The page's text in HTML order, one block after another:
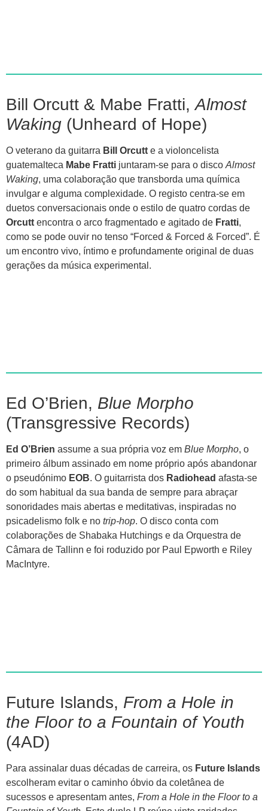
Bill Orcutt & Mabe Fratti,Almost
Waking (Unheard of Hope)
O veterano da guitarra Bill Orcutt e a violoncelista
guatemalteca Mabe Fratti juntaram-se para o disco Almost
Waking, uma colaboração que transborda uma química
invulgar e alguma complexidade. O registo centra-se em
duetos conversacionais onde o estilo de quatro cordas de
Orcutt encontra o arco fragmentado e agitado de Fratti,
como se pode ouvir no tenso “Forced & Forced & Forced”. É
um encontro vivo, íntimo e profundamente original de duas
gerações da música experimental.
Ed O’Brien, Blue Morpho
(Transgressive Records)
Ed O’Brien assume a sua própria voz em Blue Morpho, o
primeiro álbum assinado em nome próprio após abandonar
o pseudónimo EOB. O guitarrista dos Radiohead afasta-se
do som habitual da sua banda de sempre para abraçar
sonoridades mais abertas e meditativas, inspiradas no
psicadelismo folk e no trip-hop. O disco conta com
colaborações de Shabaka Hutchings e da Orquestra de
Câmara de Tallinn e foi roduzido por Paul Epworth e Riley
MacIntyre.
Future Islands, From a Hole in
the Floor to a Fountain of Youth
(4AD)
Para assinalar duas décadas de carreira, os Future Islands
escolheram evitar o caminho óbvio da coletânea de
sucessos e apresentam antes, From a Hole in the Floor to a